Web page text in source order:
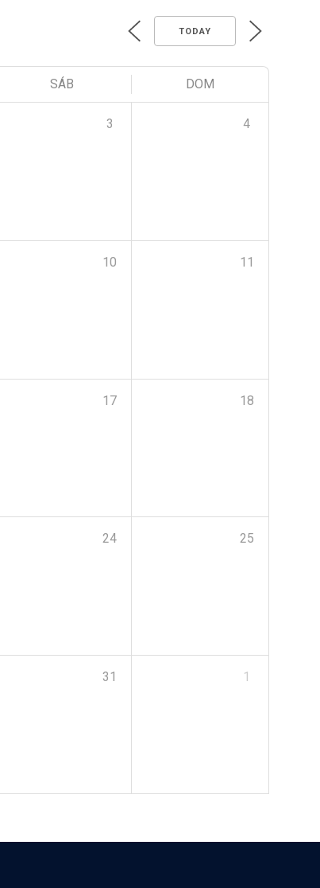
TODAY
SÁB DOM
3 4
10 11
17 18
24 25
31 1